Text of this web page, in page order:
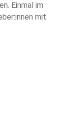
Einmal im
mit